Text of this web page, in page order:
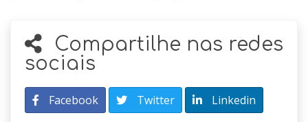
Compartilhe nas redes
sociais
Facebook Twitter Linkedin